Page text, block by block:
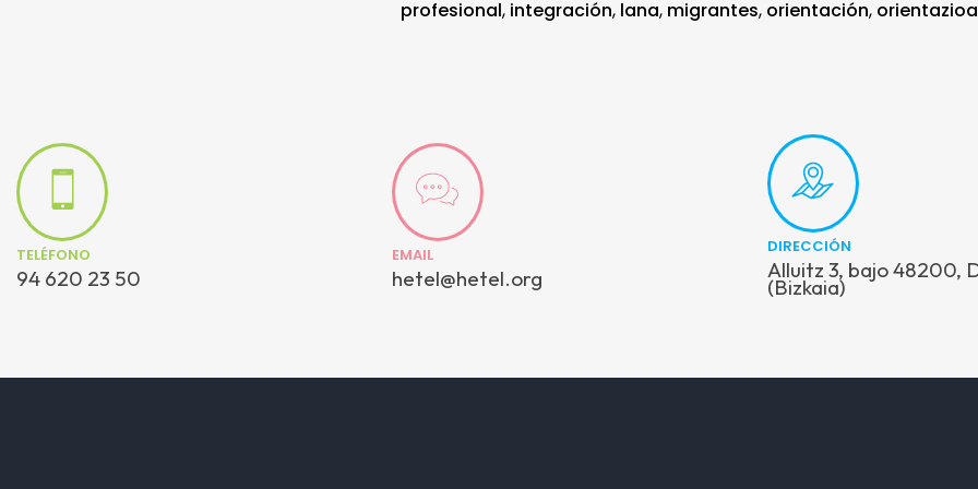
profesional, integración, lana, migrantes, orientación, orientazioa
TELÉFONO
94 620 23 50
EMAIL
hetel@hetel.org
DIRECCIÓN
Alluitz 3, bajo 48200,
(Bizkaia)